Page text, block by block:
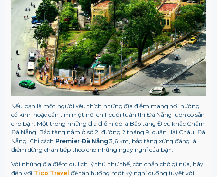
Nếu bạn là một người yêu thích những địa điểm mang hơi hướng
cổ kính hoặc cần tìm một nơi chill cuối tuần thì Đà Nẵng luôn có sẵn
cho bạn. Một trong những địa điểm đó là Bảo tàng Điêu khăc Chăm
Đà Nẵng. Bảo tàng nằm ở số 2, đường 2 tháng 9, quận Hải Châu, Đà
Nẵng. Chỉ cách Premier Đà Nẵng 3,6 km, bảo tàng xứng đáng là
điểm dừng chân tiếp theo cho những ngày nghỉ của bạn.
Với những địa điểm du lịch lý thú như thế, còn chần chờ gì nữa, hãy
đến với Tico Travel để tận hưởng một kỳ nghỉ dưỡng tuyệt vời